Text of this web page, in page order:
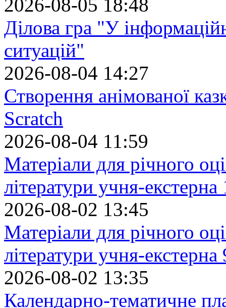
2026-08-05 18:48
Ділова гра "У
ситуацій"
2026-08-04 14:27
Створення анімованої
Scratch
2026-08-04 11:59
Матеріали для річного
літератури учня-екстерна
2026-08-02 13:45
Матеріали для річного
літератури учня-екстерна
2026-08-02 13:35
Календарно-тематичне